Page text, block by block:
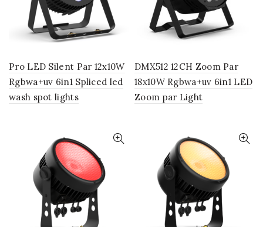
Pro LED Silent Par 12x10W
Rgbwa+uv 6in1 Spliced led
wash spot lights
DMX512 12CH Zoom Par
18x10W Rgbwa+uv 6in1 LED
Zoom par Light